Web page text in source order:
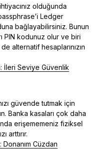
olduğunda
Ledger
bağlayabilirsiniz. Bunun
PIN kodunuz olur ve biri
alternatif hesaplarınızın
İleri Seviye Güvenlik
güvende tutmak için
Banka kasaları çok daha
erişememeniz fiziksel
arttırır.
Cüzdan